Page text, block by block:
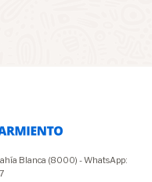
Blanca (8000) - WhatsApp: